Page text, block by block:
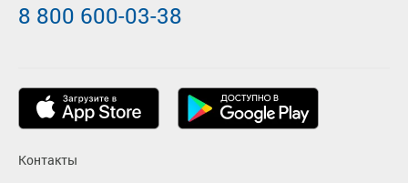
Контакты
8 800 600-03-38